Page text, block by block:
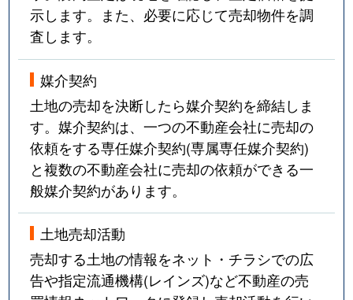
示します。また、必要に応じて売却物件を調
査します。
媒介契約
土地の売却を決断したら媒介契約を締結しま
す。媒介契約は、一つの不動産会社に売却の
依頼をする専任媒介契約(専属専任媒介契約)
と複数の不動産会社に売却の依頼ができる一
般媒介契約があります。
土地売却活動
売却する土地の情報をネット・チラシでの広
告や指定流通機構(レインズ)など不動産の売